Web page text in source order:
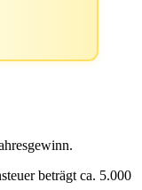
beträgt ca. 5.000